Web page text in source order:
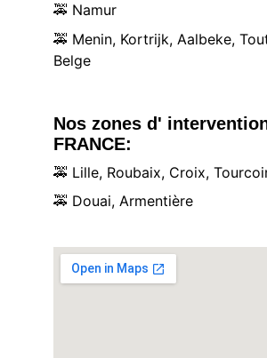
🚕 Namur
🚕 Menin, Kortrijk, Aalbeke,
Belge
Nos zones d'
FRANCE:
🚕 Lille, Roubaix, Croix,
🚕 Douai, Armentière